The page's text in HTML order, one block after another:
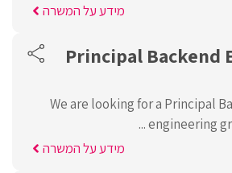
מידע על המשרה
Principal Backend
We are looking for a Principal
engineering
מידע על המשרה